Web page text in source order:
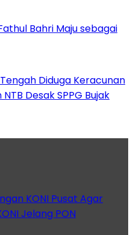
Bahri Maju sebagai
Diduga Keracunan
Desak SPPG Bujak
KONI Pusat Agar
Jelang PON